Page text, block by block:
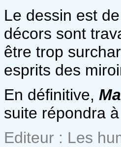
Le dessin est
décors sont
être trop
esprits des
En définitive,
suite répondra
Editeur : Les